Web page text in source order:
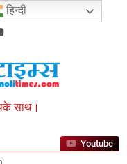
साथ।
Youtube
हिन्दी